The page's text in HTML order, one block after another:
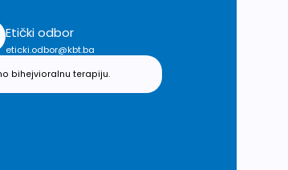
Etički odbor
eticki.odbor@kbt.ba
bihejvioralnu terapiju.